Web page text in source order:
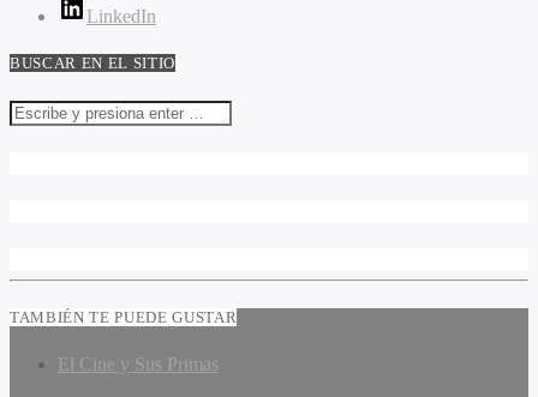
LinkedIn
BUSCAR EN EL SITIO
TAMBIÉN TE PUEDE GUSTAR
El Cine y Sus Primas